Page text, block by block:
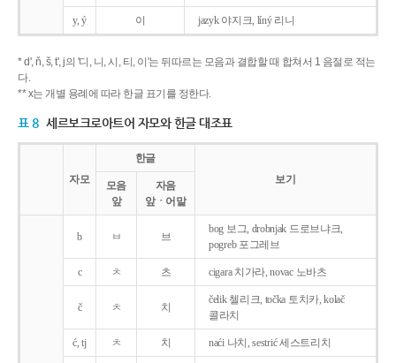
y, ý 이 jazyk야지크, líný 리니
* d', ň, š, t', j의 '디, 니, 시, 티, 이'는 뒤따르는 모음과 결합할 때 합쳐서 1 음절로 적는
다.
** x는 개별 용례에 따라 한글 표기를 정한다.
표 8 세르보크로아트어 자모와 한글 대조표
자모
한글
보기
모음
앞
자음
앞ㆍ어말
b ㅂ 브
bog 보그, drobnjak 드로브냐크,
pogreb 포그레브
c ㅊ 츠 cigara 치가라, novac 노바츠
č ㅊ 치
čelik 첼리크, točka 토치카, kolač
콜라치
ć, tj ㅊ 치 naći 나치, sestrić 세스트리치